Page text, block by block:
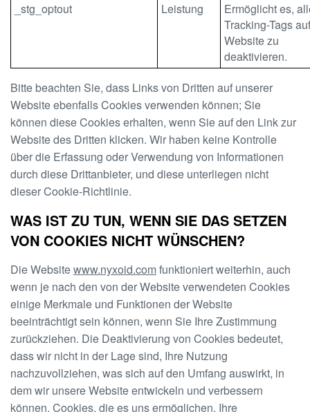
_stg_optout Leistung
Ermöglicht es,
Tracking-Tags
Website zu
deaktivieren.
Bitte beachten Sie, dass Links von Dritten auf unserer
Website ebenfalls Cookies verwenden können; Sie
können diese Cookies erhalten, wenn Sie auf den Link zur
Website des Dritten klicken. Wir haben keine Kontrolle
über die Erfassung oder Verwendung von Informationen
durch diese Drittanbieter, und diese unterliegen nicht
dieser Cookie-Richtlinie.
WAS IST ZU TUN, WENN SIE DAS SETZEN
VON COOKIES NICHT WÜNSCHEN?
Die Websitewww.nyxoid.comfunktioniert weiterhin, auch
wenn je nach den von der Website verwendeten Cookies
einige Merkmale und Funktionen der Website
beeinträchtigt sein können, wenn Sie Ihre Zustimmung
zurückziehen. Die Deaktivierung von Cookies bedeutet,
dass wir nicht in der Lage sind, Ihre Nutzung
nachzuvollziehen, was sich auf den Umfang auswirkt, in
dem wir unsere Website entwickeln und verbessern
können. Cookies, die es uns ermöglichen, Ihre